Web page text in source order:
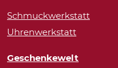
Schmuckwerkstatt
Uhrenwerkstatt
Geschenkewelt